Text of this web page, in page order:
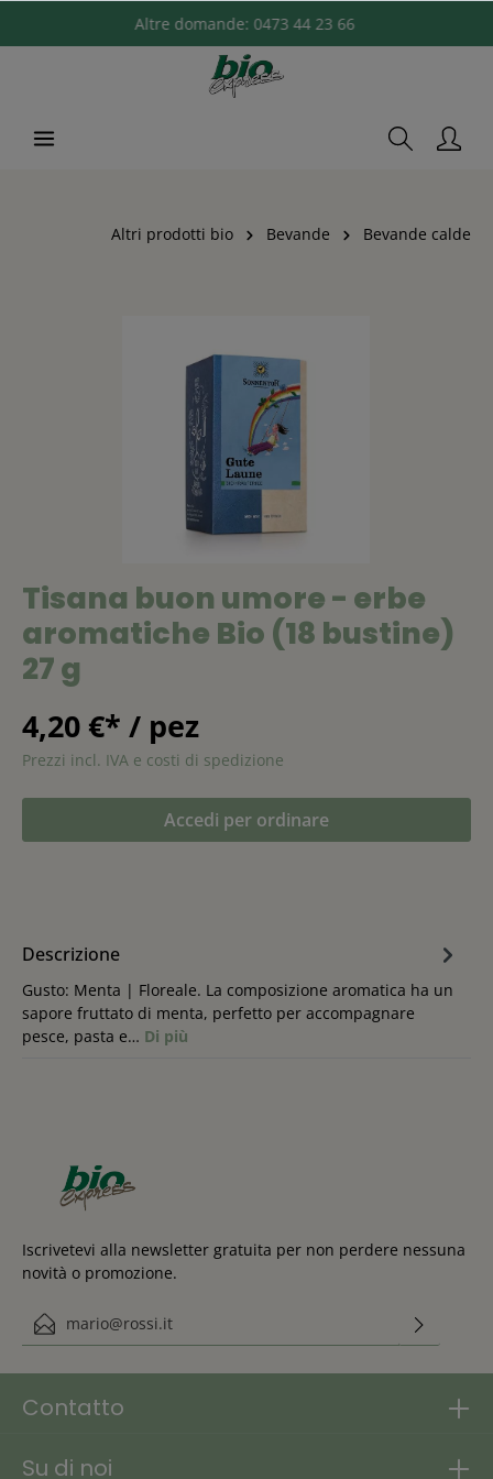
Altre domande: 0473 44 23 66
Altri prodotti bio Bevande Bevande calde
Tisana buon umore - erbe
aromatiche Bio (18 bustine)
27 g
4,20 €* / pez
Prezzi incl. IVA e costi di spedizione
Accedi per ordinare
Descrizione
Gusto: Menta | Floreale. La composizione aromatica ha un
sapore fruttato di menta, perfetto per accompagnare
pesce, pasta e… Di più
Iscrivetevi alla newsletter gratuita per non perdere nessuna
novità o promozione.
Indirizzo e-mail*
disposizioni in materia di protezione dei dati personali.
privacy edi GoogleTermini di servizio.
Contatto
Su di noi